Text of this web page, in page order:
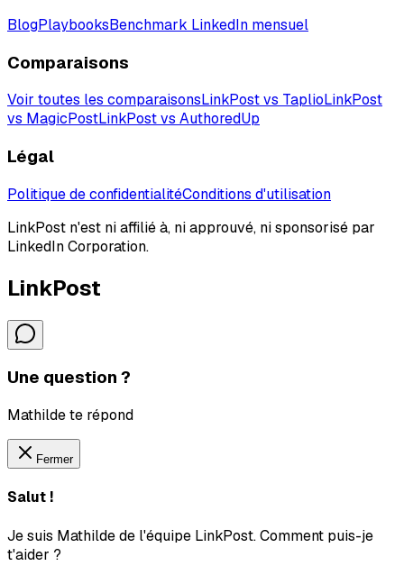
BlogPlaybooksBenchmark LinkedIn mensuel
Comparaisons
Voir toutes les comparaisonsLinkPost vs TaplioLinkPost
vs MagicPostLinkPost vs AuthoredUp
Légal
Politique de confidentialitéConditions d'utilisation
LinkPost n'est ni affilié à, ni approuvé, ni sponsorisé par
LinkedIn Corporation.
LinkPost
Une question ?
Mathilde te répond
Fermer
Salut !
Je suis Mathilde de l'équipe LinkPost. Comment puis-je
t'aider ?